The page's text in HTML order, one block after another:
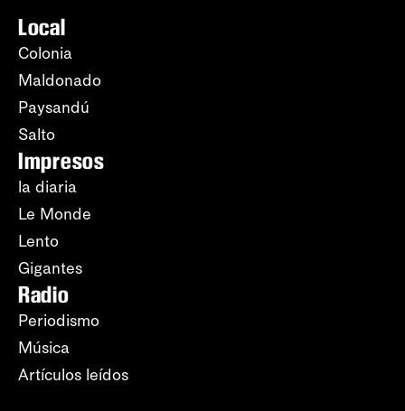
Local
Colonia
Maldonado
Paysandú
Salto
Impresos
la diaria
Le Monde
Lento
Gigantes
Radio
Periodismo
Música
Artículos leídos